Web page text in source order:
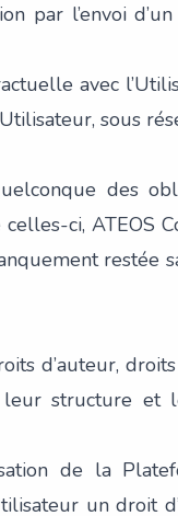
par l’envoi
avec
sous
des
ci, ATEOS
restée
d’auteur,
structure et
de la
un droit